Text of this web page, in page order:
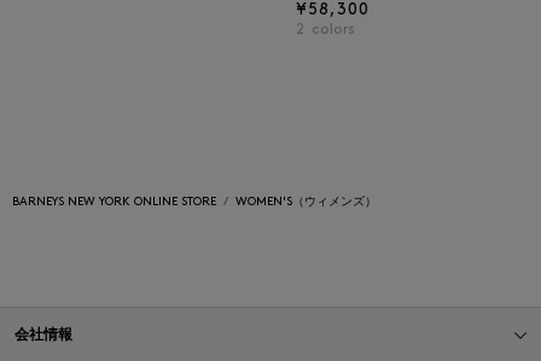
¥58,300
2 colors
BARNEYS NEW YORK ONLINE STORE WOMEN'S（ウィメンズ）
会社情報